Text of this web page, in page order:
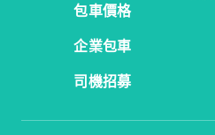
包車價格
企業包車
司機招募